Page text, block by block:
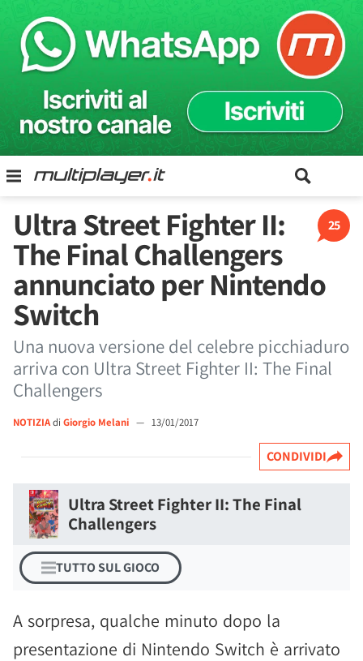
25
Ultra Street Fighter II:
The Final Challengers
annunciato per Nintendo
Switch
Una nuova versione del celebre picchiaduro
arriva con Ultra Street Fighter II: The Final
Challengers
NOTIZIAdi Giorgio Melani — 13/01/2017
CONDIVIDI
Ultra Street Fighter II: The Final
Challengers
TUTTO SUL GIOCO
A sorpresa, qualche minuto dopo la
presentazione di Nintendo Switch è arrivato